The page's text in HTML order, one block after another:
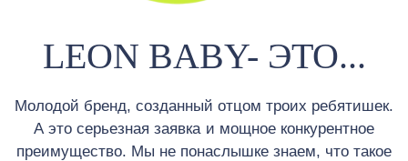
LEON BABY- ЭТО...
Молодой бренд, созданный отцом троих ребятишек.
А это серьезная заявка и мощное конкурентное
преимущество. Мы не понаслышке знаем, что такое